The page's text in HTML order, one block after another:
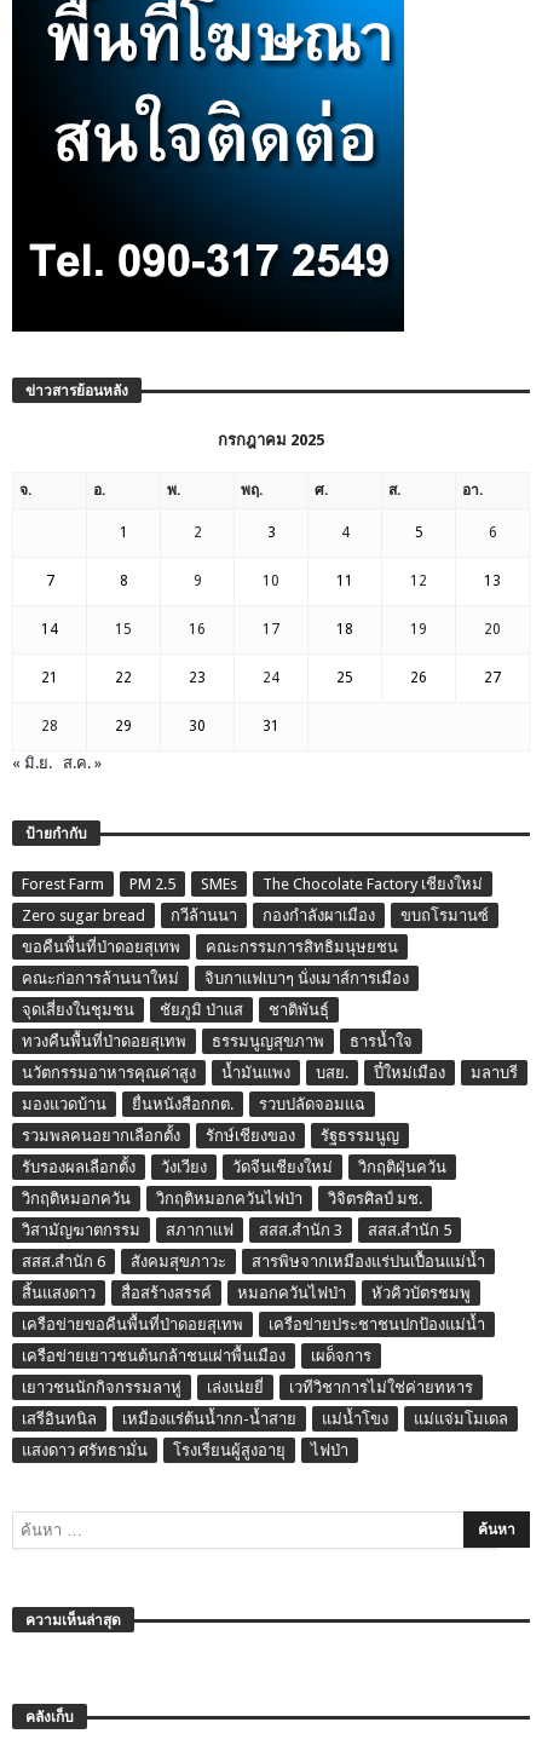
ข่าวสารย้อนหลัง
กรกฎาคม 2025
จ. อ. พ. พฤ. ศ. ส. อา.
1 2 3 4 5 6
7 8 9 10 11 12 13
14 15 16 17 18 19 20
21 22 23 24 25 26 27
28 29 30 31
« มิ.ย. ส.ค. »
ป้ายกำกับ
Forest Farm PM 2.5 SMEs
The Chocolate Factory เชียงใหม่
Zero sugar bread
กวีล้านนา กองกำลังผาเมือง
ขบถโรมานซ์
ขอคืนพื้นที่ป่าดอยสุเทพ
คณะกรรมการสิทธิมนุษยชน
คณะก่อการล้านนาใหม่
จิบกาแฟเบาๆ นั่งเมาส์การเมือง
จุดเสี่ยงในชุมชน
ชัยภูมิ ป่าแส
ชาติพันธุ์
ทวงคืนพื้นที่ป่าดอยสุเทพ
ธรรมนูญสุขภาพ
ธารน้ำใจ
นวัตกรรมอาหารคุณค่าสูง
น้ำมันแพง บสย. ปี๋ใหม่เมือง
มลาบรี
มองแวดบ้าน
ยื่นหนังสือกกต.
รวบปลัดจอมแฉ
รวมพลคนอยากเลือกตั้ง
รักษ์เชียงของ
รัฐธรรมนูญ
รับรองผลเลือกตั้ง
วังเวียง วัดจีนเชียงใหม่
วิกฤติฝุ่นควัน
วิกฤติหมอกควัน
วิกฤติหมอกควันไฟป่า
วิจิตรศิลป์ มช.
วิสามัญฆาตกรรม
สภากาแฟ สสส.สำนัก 3
สสส.สำนัก 5
สสส.สำนัก 6
สังคมสุขภาวะ
สารพิษจากเหมืองแร่ปนเปื้อนแม่น้ำ
สิ้นแสงดาว
สื่อสร้างสรรค์ หมอกควันไฟป่า
หัวคิวบัตรชมพู
เครือข่ายขอคืนพื้นที่ป่าดอยสุเทพ
เครือข่ายประชาชนปกป้องแม่น้ำ
เครือข่ายเยาวชนต้นกล้าชนเผ่าพื้นเมือง
เผด็จการ
เยาวชนนักกิจกรรมลาหู่
เล่งเน่ยยี่
เวทีวิชาการไม่ใช่ค่ายทหาร
เสรีอินทนิล
เหมืองแร่ต้นน้ำกก-น้ำสาย แม่น้ำโขง
แม่แจ่มโมเดล
แสงดาว ศรัทธามั่น
โรงเรียนผู้สูงอายุ ไฟป่า
ความเห็นล่าสุด
คลังเก็บ